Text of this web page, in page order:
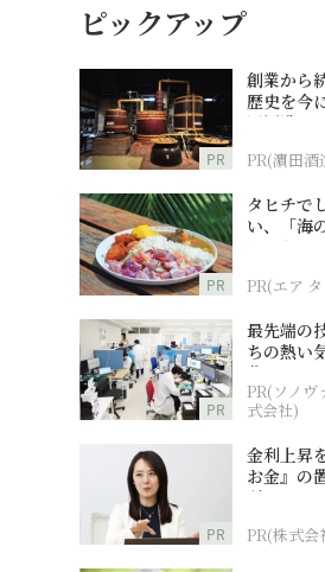
ピックアップ
PR
創業から
歴史を今
田酒造
PR(濵田酒
PR
タヒチで
い、「海
とつなが
PR(エア
PR
最先端の
ちの熱い
作られて
イド補聴
PR(ソノヴ
式会社)
PR
金利上昇
お金』の
討
PR(株式会